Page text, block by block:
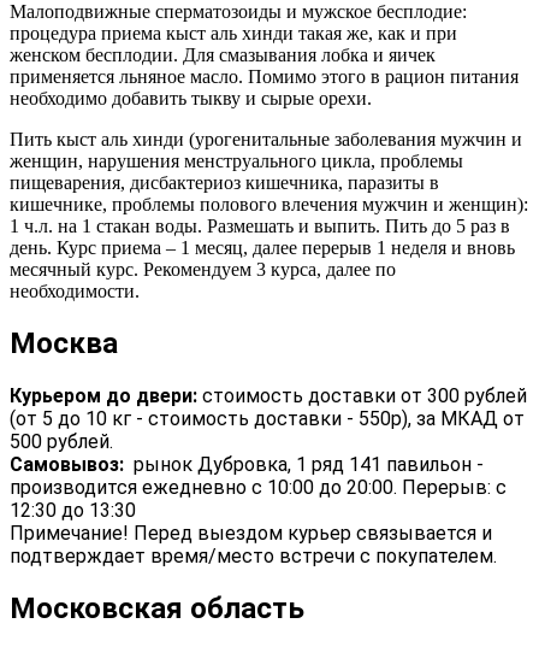
Малоподвижные сперматозоиды и мужское бесплодие:
процедура приема кыст аль хинди такая же, как и при
женском бесплодии. Для смазывания лобка и яичек
применяется льняное масло. Помимо этого в рацион питания
необходимо добавить тыкву и сырые орехи.
Пить кыст аль хинди (урогенитальные заболевания мужчин и
женщин, нарушения менструального цикла, проблемы
пищеварения, дисбактериоз кишечника, паразиты в
кишечнике, проблемы полового влечения мужчин и женщин):
1 ч.л. на 1 стакан воды. Размешать и выпить. Пить до 5 раз в
день. Курс приема – 1 месяц, далее перерыв 1 неделя и вновь
месячный курс. Рекомендуем 3 курса, далее по
необходимости.
Москва
Курьером до двери: стоимость доставки от 300 рублей
(от 5 до 10 кг - стоимость доставки - 550р), за МКАД от
500 рублей.
Самовывоз: рынок Дубровка, 1 ряд 141 павильон -
производится ежедневно с 10:00 до 20:00. Перерыв: с
12:30 до 13:30
Примечание! Перед выездом курьер связывается и
подтверждает время/место встречи с покупателем.
Московская область